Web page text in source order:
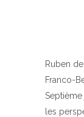
Ruben
Franco-
les